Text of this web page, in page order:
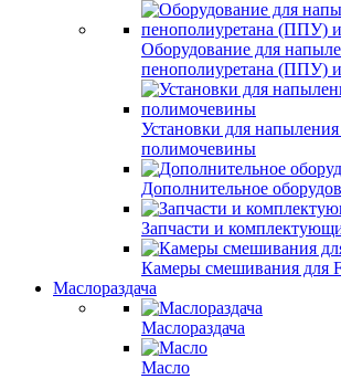
Оборудование для
пенополиуретана (ППУ)
Установки для
полимочевины
Дополнительное
Запчасти и
Камеры смешивания для
Маслораздача
Маслораздача
Масло